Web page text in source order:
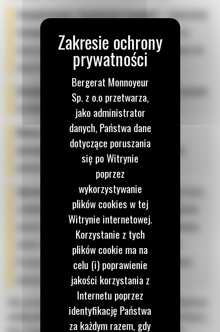
Zorganizowany i bezpieczny transport
– zapewniamy
transport koparki
na terenie Poznania i okolic, we
wskazane przez wynajmującego miejsce. Zdejmujemy ten
ciężar logistyczny z Twoich barków;
Elastyczne podejście do klienta– oferujemy wynajem
krótkoterminowy i długoterminowy;
Nowoczesny i regularnie serwisowany park
maszynowy
– w naszym asortymencie znajdują się
głównie niezawodne maszyny marki CAT;
Uproszczone formalności– aby ułatwić Ci start prac,
zadbaliśmy o uproszczone procedury przy podpisywaniu
umowy najmu. Ograniczamy dokumentację do minimum,
dzięki czemu sprzęt błyskawicznie trafia do pracy.
Przejrzysta umowa i konkurencyjne ceny to standard
Skorzystaj z wynajmu koparki na terenie województwa
wielkopolskiego od Bergerat Rent, a zyskasz partnera,
Bergerat Monnoyeur
Sp. z o.o przetwarza,
jako administrator
danych, Państwa dane
dotyczące poruszania
się po Witrynie
poprzez
wykorzystywanie
plików cookies w tej
Witrynie internetowej.
Korzystanie z tych
plików cookie ma na
celu (i) poprawienie
jakości korzystania z
Internetu poprzez
identyfikację Państwa
za każdym razem, gdy